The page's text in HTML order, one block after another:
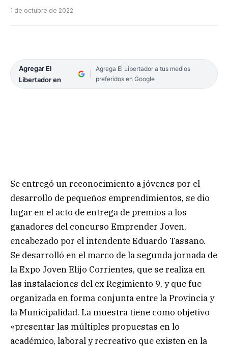
1 de octubre de 2022
Agregar El
Libertador en
Agrega El Libertador a tus medios
preferidos en Google
Se entregó un reconocimiento a jóvenes por el
desarrollo de pequeños emprendimientos, se dio
lugar en el acto de entrega de premios a los
ganadores del concurso Emprender Joven,
encabezado por el intendente Eduardo Tassano.
Se desarrolló en el marco de la segunda jornada de
la Expo Joven Elijo Corrientes, que se realiza en
las instalaciones del ex Regimiento 9, y que fue
organizada en forma conjunta entre la Provincia y
la Municipalidad. La muestra tiene como objetivo
«presentar las múltiples propuestas en lo
académico, laboral y recreativo que existen en la